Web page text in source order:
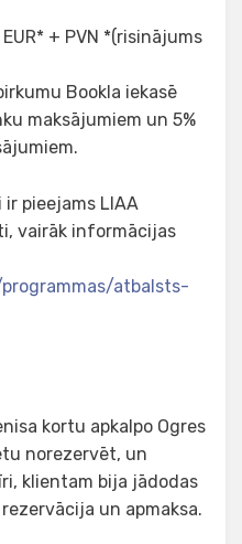
+ PVN *(risinājums
Bookla iekasē
maksājumiem un 5%
pieejams LIAA
vairāk informācijas
atbalsts-
kortu apkalpo Ogres
norezervēt, un
klientam bija jādodas
un apmaksa.